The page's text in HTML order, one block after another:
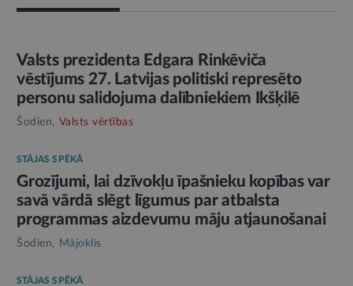
AMATPERSONAS RUNA
Valsts prezidenta Edgara Rinkēviča
vēstījums 27. Latvijas politiski represēto
personu salidojuma dalībniekiem Ikšķilē
Šodien, Valsts vērtības
STĀJAS SPĒKĀ
Grozījumi, lai dzīvokļu īpašnieku kopības var
savā vārdā slēgt līgumus par atbalsta
programmas aizdevumu māju atjaunošanai
Šodien, Mājoklis
STĀJAS SPĒKĀ